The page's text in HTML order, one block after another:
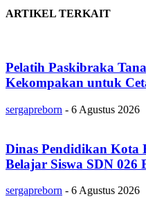
ARTIKEL TERKAIT
Pelatih Paskibraka
Kekompakan untuk
sergapreborn - 6 Agustus 2026
Dinas Pendidikan Kota
Belajar Siswa SDN 026
sergapreborn - 6 Agustus 2026